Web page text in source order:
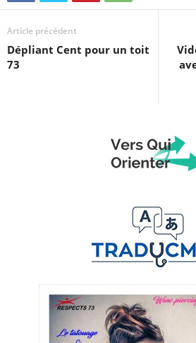
Article précédent
Dépliant Cent pour un toit
73